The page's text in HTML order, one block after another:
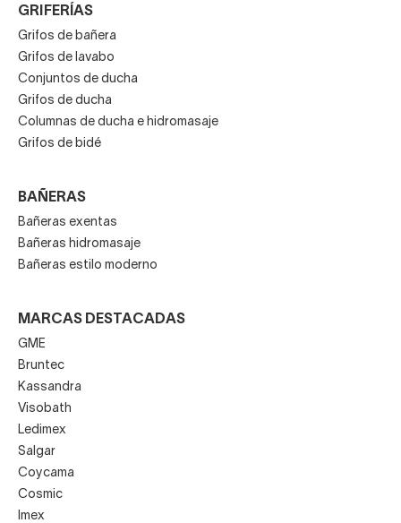
GRIFERÍAS
Grifos de bañera
Grifos de lavabo
Conjuntos de ducha
Grifos de ducha
Columnas de ducha e hidromasaje
Grifos de bidé
BAÑERAS
Bañeras exentas
Bañeras hidromasaje
Bañeras estilo moderno
MARCAS DESTACADAS
GME
Bruntec
Kassandra
Visobath
Ledimex
Salgar
Coycama
Cosmic
Imex